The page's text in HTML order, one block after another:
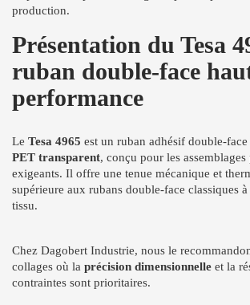
production.
Présentation du Tesa
ruban double-face
performance
Le Tesa 4965 est un ruban adhésif double-
PET transparent, conçu pour les assemblages
exigeants. Il offre une tenue mécanique et
supérieure aux rubans double-face classiques
tissu.
Chez Dagobert Industrie, nous le
collages où la précision dimensionnelle et la
contraintes sont prioritaires.